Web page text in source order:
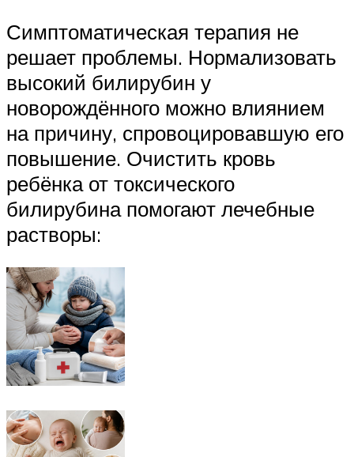
Симптоматическая терапия не
решает проблемы. Нормализовать
высокий билирубин у
новорождённого можно влиянием
на причину, спровоцировавшую его
повышение. Очистить кровь
ребёнка от токсического
билирубина помогают лечебные
растворы: